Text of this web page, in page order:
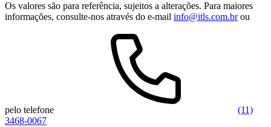
Os valores são para referência, sujeitos a alterações. Para maiores
informações, consulte-nos através do e-mail info@itls.com.brou
pelo telefone
(11)
3468-0067